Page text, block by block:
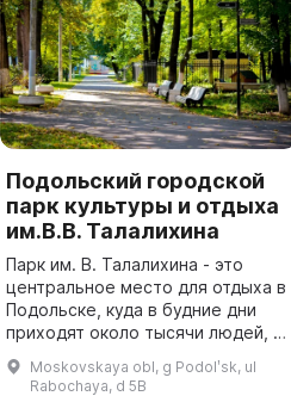
Подольский городской
парк культуры и отдыха
им.В.В. Талалихина
Парк им. В. Талалихина - это
центральное место для отдыха в
Подольске, куда в будние дни
приходят около тысячи людей, а
в выходные - более 15 тысяч. С
2011 года здесь установлены
Moskovskaya obl, g Podolʹsk, ul
Rabochaya, d 5B